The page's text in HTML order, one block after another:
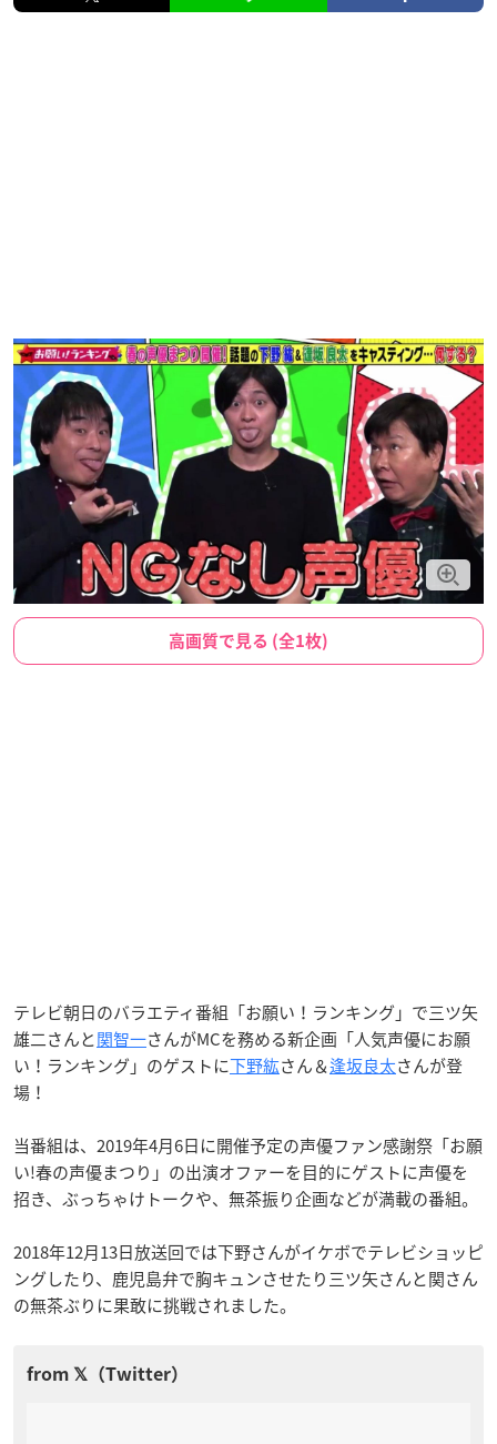
高画質で見る (全1枚)
テレビ朝日のバラエティ番組「お願い！ランキング」で三ツ矢
雄二さんと関智一さんがMCを務める新企画「人気声優にお願
い！ランキング」のゲストに下野紘さん＆逢坂良太さんが登
場！
当番組は、2019年4月6日に開催予定の声優ファン感謝祭「お願
い!春の声優まつり」の出演オファーを目的にゲストに声優を
招き、ぶっちゃけトークや、無茶振り企画などが満載の番組。
2018年12月13日放送回では下野さんがイケボでテレビショッピ
ングしたり、鹿児島弁で胸キュンさせたり三ツ矢さんと関さん
の無茶ぶりに果敢に挑戦されました。